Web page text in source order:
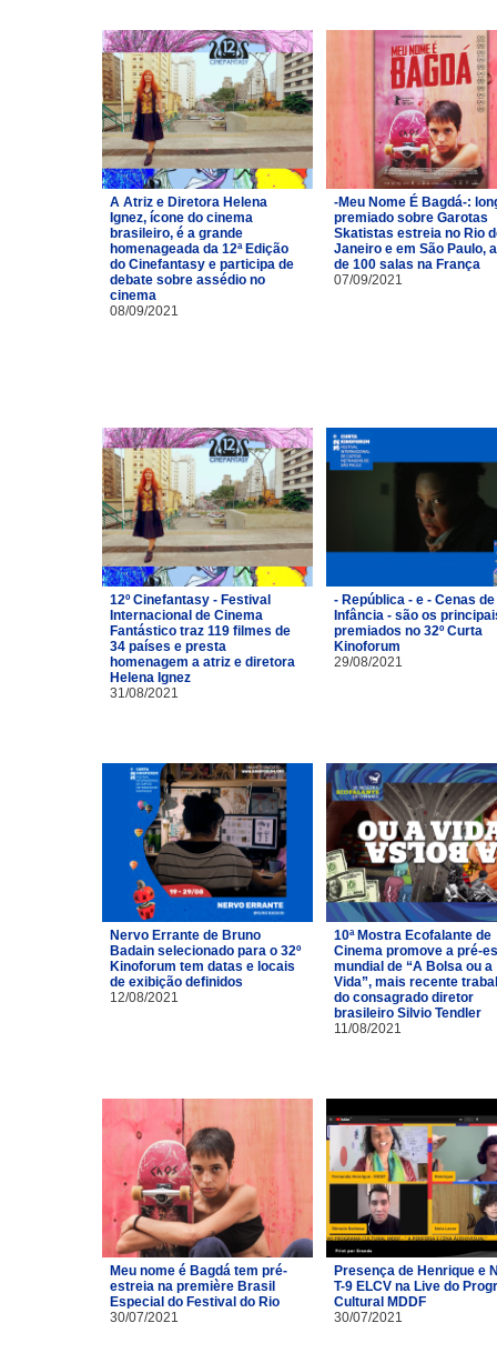
A Atriz e Diretora Helena
Ignez, ícone do cinema
brasileiro, é a grande
homenageada da 12ª Edição
do Cinefantasy e participa de
debate sobre assédio no
cinema
08/09/2021
-Meu Nome É Bagdá-:
premiado sobre Garotas
Skatistas estreia no Rio
Janeiro e em São Paulo,
de 100 salas na França
07/09/2021
12º Cinefantasy - Festival
Internacional de Cinema
Fantástico traz 119 filmes de
34 países e presta
homenagem a atriz e diretora
Helena Ignez
31/08/2021
- República - e - Cenas de
Infância - são os
premiados no 32º Curta
Kinoforum
29/08/2021
Nervo Errante de Bruno
Badain selecionado para o 32º
Kinoforum tem datas e locais
de exibição definidos
12/08/2021
10ª Mostra Ecofalante de
Cinema promove a pré-
mundial de “A Bolsa ou a
Vida”, mais recente
do consagrado diretor
brasileiro Silvio Tendler
11/08/2021
Meu nome é Bagdá tem pré-
estreia na première Brasil
Especial do Festival do Rio
30/07/2021
Presença de Henrique e
T-9 ELCV na Live do
Cultural MDDF
30/07/2021